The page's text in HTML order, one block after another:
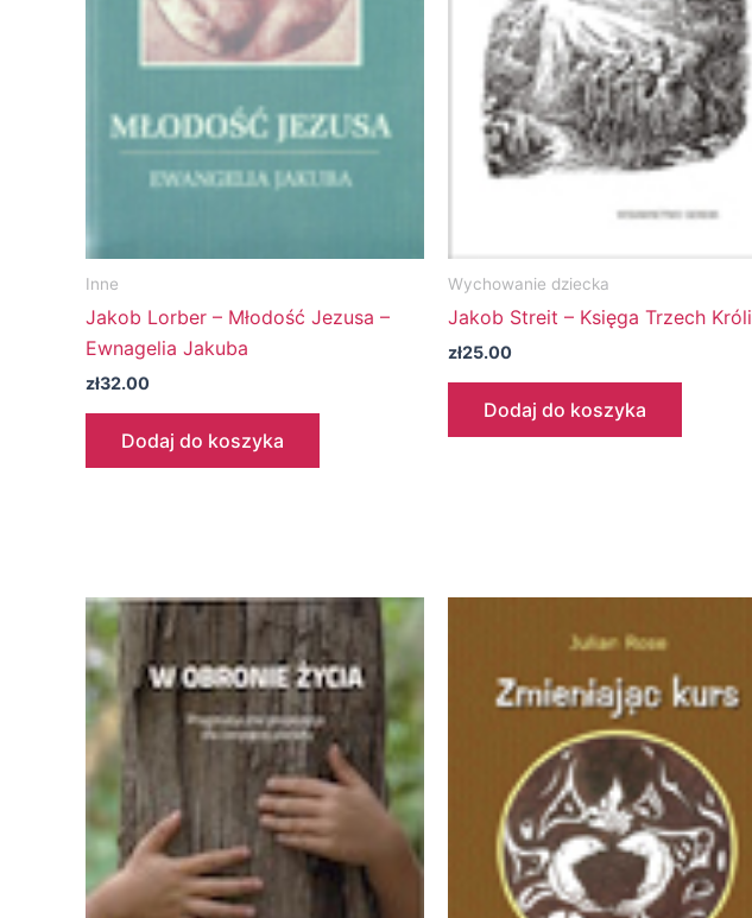
Inne
Jakob Lorber – Młodość Jezusa –
Ewnagelia Jakuba
zł32.00
Dodaj do koszyka
Wychowanie dziecka
Jakob Streit – Księga Trzech Króli
zł25.00
Dodaj do koszyka